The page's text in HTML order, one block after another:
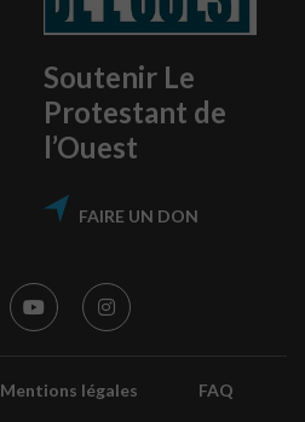
Soutenir Le
Protestant de
l’Ouest
FAIRE UN DON
Mentions légales FAQ